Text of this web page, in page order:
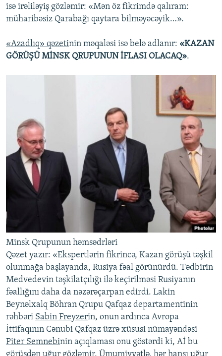
isə irəliləyiş gözləmir: «Mən öz fikrimdə qalıram:
müharibəsiz Qarabağı qaytara bilməyəcəyik…».
«Azadlıq» qəzetinin məqaləsi isə belə adlanır: «KAZAN
GÖRÜŞÜ MİNSK QRUPUNUN İFLASI OLACAQ».
Minsk Qrupunun həmsədrləri
Qəzet yazır: «Ekspertlərin fikrincə, Kazan görüşü təşkil
olunmağa başlayanda, Rusiya fəal görünürdü. Tədbirin
Medvedevin təşkilatçılığı ilə keçirilməsi Rusiyanın
fəallığını daha da nəzərəçarpan edirdi. Lakin
Beynəlxalq Böhran Qrupu Qafqaz departamentinin
rəhbəri Sabin Freyzerin, onun ardınca Avropa
İttifaqının Cənubi Qafqaz üzrə xüsusi nümayəndəsi
Piter Semnebinin açıqlaması onu göstərdi ki, Aİ bu